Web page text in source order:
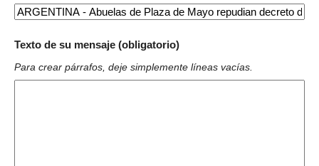
Texto de su mensaje (obligatorio)
Para crear párrafos, deje simplemente líneas vacías.